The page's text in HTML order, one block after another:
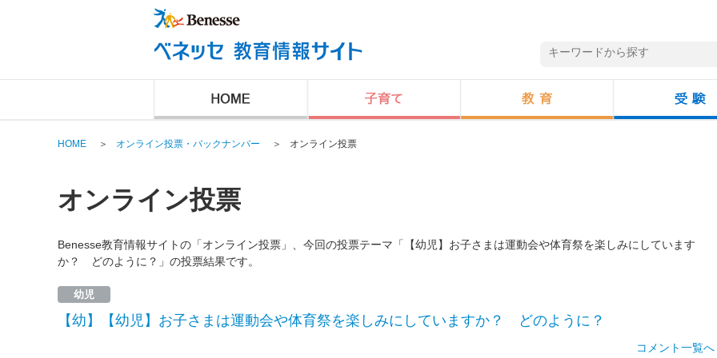
HOME ＞ オンライン投票・バックナンバー ＞ オンライン投票
オンライン投票
Benesse教育情報サイトの「オンライン投票」、今回の投票テーマ「【幼児】お子さまは運動会や体育祭を楽しみにしています
か？ どのように？」の投票結果です。
幼児
【幼】【幼児】お子さまは運動会や体育祭を楽しみにしていますか？ どのように？
コメント一覧へ